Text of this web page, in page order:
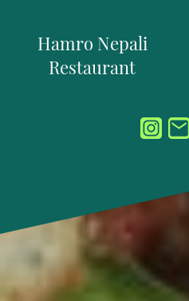
Hamro Nepali
Restaurant